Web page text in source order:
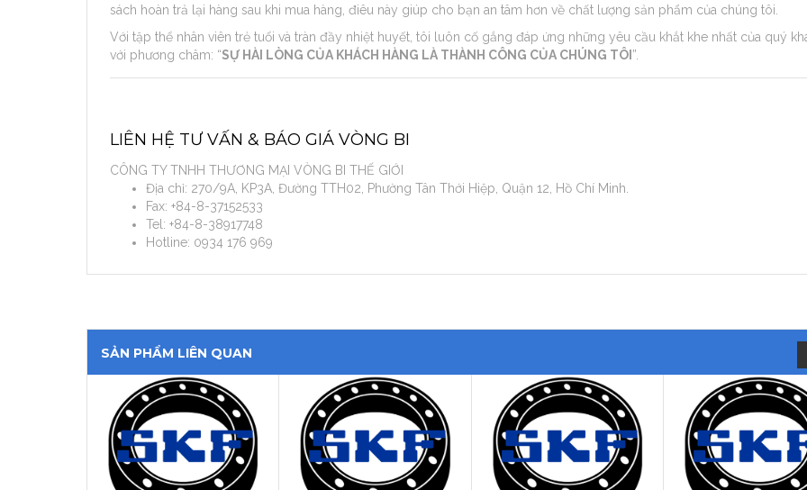
sách hoàn trả lại hàng sau khi mua hàng, điêu này giúp cho bạn an tâm hơn về chất lượng sản phẩm của chúng tôi.
Với tập thể nhân viên trẻ tuổi và tràn đầy nhiệt huyết, tôi luôn cố gắng đáp ứng những yêu cầu khắt khe nhất của quý
với phương châm: “SỰ HÀI LÒNG CỦA KHÁCH HÀNG LÀ THÀNH CÔNG CỦA CHÚNG TÔI ”.
LIÊN HỆ TƯ VẤN & BÁO GIÁ VÒNG BI
CÔNG TY TNHH THƯƠNG MẠI VÒNG BI THẾ GIỚI
Địa chỉ: 270/9A, KP3A, Đường TTH02, Phường Tân Thới Hiệp, Quận 12, Hồ Chí Minh.
Fax: +84-8-37152533
Tel: +84-8-38917748
Hotline: 0934 176 969
SẢN PHẨM LIÊN QUAN